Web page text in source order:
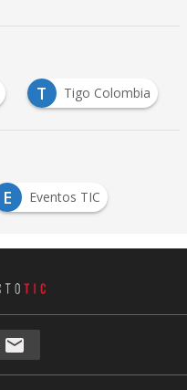
T Tigo Colombia
E Eventos TIC